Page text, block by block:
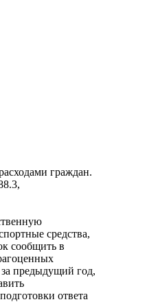
граждан.
средства,
сообщить в
предыдущий год,
ответа